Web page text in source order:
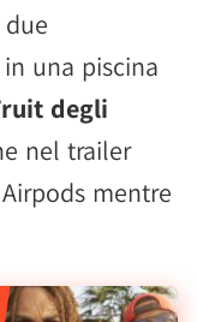
una piscina
degli
nel trailer
mentre